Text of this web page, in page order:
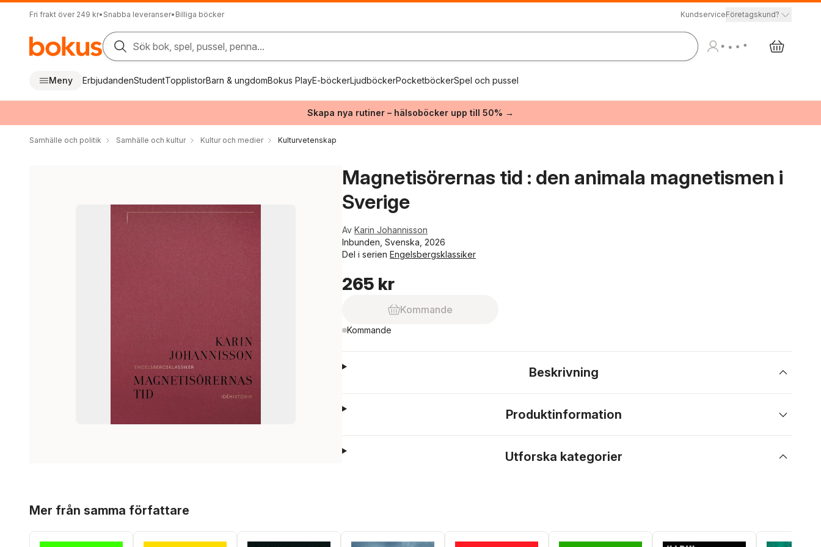
Fri frakt över 249 kr• Snabba leveranser• Billiga böcker KundserviceFöretagskund?
Sök bok, spel, pussel, penna...
Meny ErbjudandenStudentTopplistorBarn & ungdomBokus PlayE-böckerLjudböckerPocketböckerSpel och pussel
Skapa nya rutiner – hälsoböcker upp till 50% →
Samhälle och politik Samhälle och kultur Kultur och medier Kulturvetenskap
Magnetisörernas tid : den animala magnetismen i
Sverige
Av Karin Johannisson
Inbunden, Svenska, 2026
Del i serien Engelsbergsklassiker
265 kr
Kommande
Kommande
Beskrivning
Produktinformation
Utforska kategorier
Mer från samma författare